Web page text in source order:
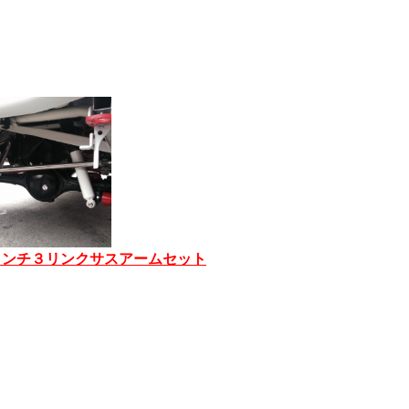
チ３リンクサスアームセット